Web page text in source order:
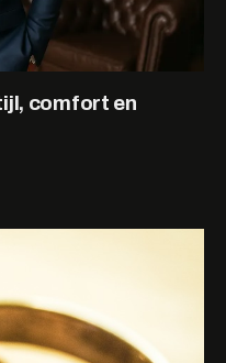
comfort en